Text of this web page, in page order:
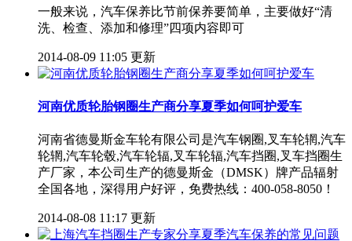
一般来说，汽车保养比节前保养要简单，主要做好“清
洗、检查、添加和修理”四项内容即可
2014-08-09 11:05 更新
河南优质轮胎钢圈生产商分享夏季如何呵护爱车
河南省德曼斯金车轮有限公司是汽车钢圈,叉车轮辋,汽车
轮辋,汽车轮毂,汽车轮辐,叉车轮辐,汽车挡圈,叉车挡圈生
产厂家，本公司生产的德曼斯金（DMSK）牌产品辐射
全国各地，深得用户好评，免费热线：400-058-8050！
2014-08-08 11:17 更新